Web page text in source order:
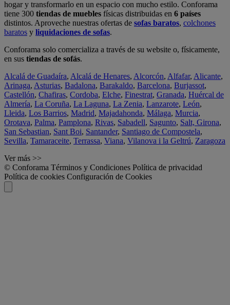
hogar y transformarlo en un espacio con mucho estilo. Conforama
tiene 300 tiendas de muebles físicas distribuidas en 6 países
distintos. Aproveche nuestras ofertas de sofas baratos, colchones
baratos y liquidaciones de sofas.
Conforama solo comercializa a través de su website o, físicamente,
en sus tiendas de sofás.
Alcalá de Guadaíra, Alcalá de Henares, Alcorcón, Alfafar, Alicante,
Arinaga, Asturias, Badalona, Barakaldo, Barcelona, Burjassot,
Castellón, Chafiras, Cordoba, Elche, Finestrat, Granada, Huércal de
Almería, La Coruña, La Laguna, La Zenia, Lanzarote, León,
Lleida, Los Barrios, Madrid, Majadahonda, Málaga, Murcia,
Orotava, Palma, Pamplona, Rivas, Sabadell, Sagunto, Salt, Girona,
San Sebastian, Sant Boi, Santander, Santiago de Compostela,
Sevilla, Tamaraceite, Terrassa, Viana, Vilanova i la Geltrú, Zaragoza
Ver más >>
© Conforama Términos y Condiciones Política de privacidad
Política de cookies Configuración de Cookies